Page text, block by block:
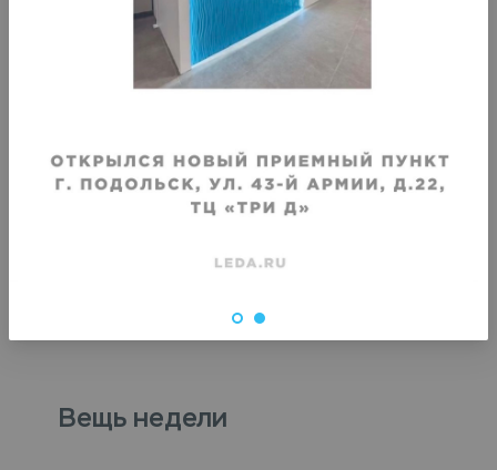
VIP
Срок исполнения: Срок исполнения
Вещь недели